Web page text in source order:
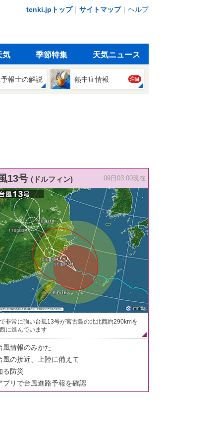
tenki.jpトップ｜ サイトマップ｜ ヘルプ
気 季節特集 天気ニュース
報士の解説 熱中症情報 注目
13号 (ドルフィン) 09日03:00現在
非常に強い台風13号が宮古島の北北西約290kmを
に進んでいます
風情報のみかた
風の接近、上陸に備えて
る防災
プリで台風進路予報を確認